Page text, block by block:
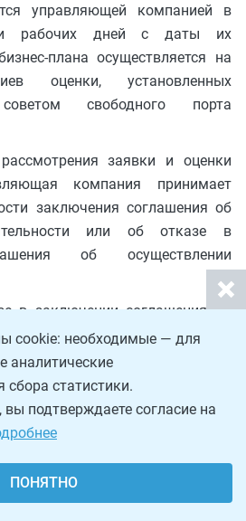
управляющей компанией в
рабочих дней с даты их
плана осуществляется на
оценки, установленных
свободного порта
заявки и оценки
компания принимает
заключения соглашения об
или об отказе в
об осуществлении
в заключении соглашения об
принимается в одном из
предусмотренных
1, 2 и 5 части 2 настоящей
заявки требованиям,
1 настоящей статьи;
вид деятельности, который
cookie: необходимые — для
аналитические
статистики.
подтверждаете согласие на
ПОНЯТНО